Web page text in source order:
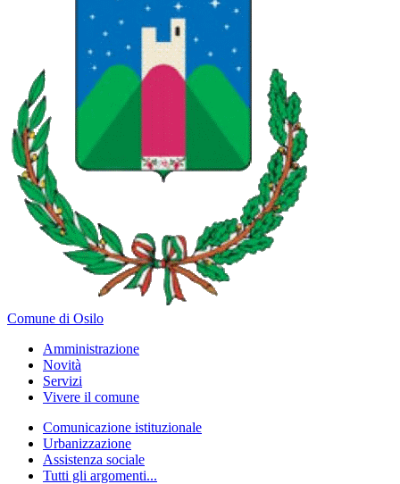
Comune di Osilo
Amministrazione
Novità
Servizi
Vivere il comune
Comunicazione istituzionale
Urbanizzazione
Assistenza sociale
Tutti gli argomenti...